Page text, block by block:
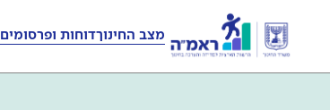
מצב החינוךדוחות ופרסומים